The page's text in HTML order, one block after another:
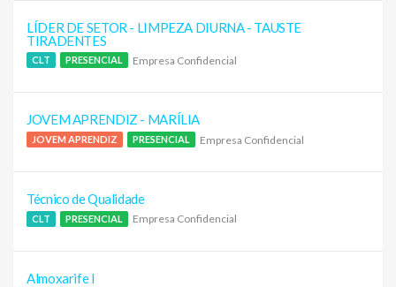
LÍDER DE SETOR - LIMPEZA DIURNA - TAUSTE
TIRADENTES
CLT PRESENCIAL Empresa Confidencial
JOVEM APRENDIZ - MARÍLIA
JOVEM APRENDIZ PRESENCIAL Empresa Confidencial
Técnico de Qualidade
CLT PRESENCIAL Empresa Confidencial
Almoxarife I